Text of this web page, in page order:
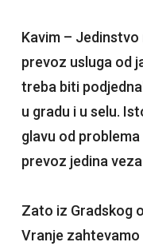
Kavim – Jedinstvo
prevoz usluga od
treba biti
u gradu i u selu.
glavu od
prevoz jedina
Zato iz Gradskog
Vranje